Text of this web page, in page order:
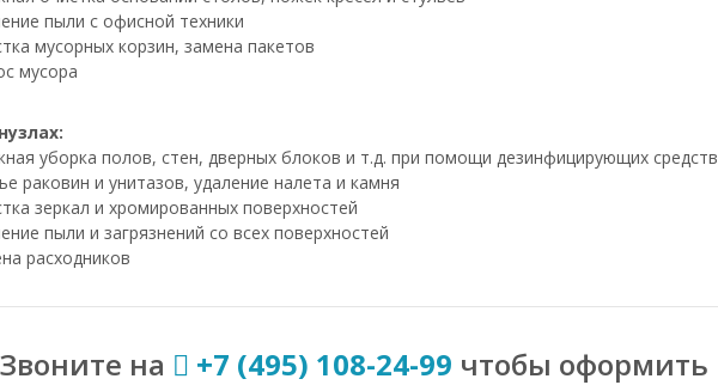
пыли с офисной техники
мусорных корзин, замена пакетов
мусора
уборка полов, стен, дверных блоков и т.д. при помощи дезинфицирующих средств
раковин и унитазов, удаление налета и камня
зеркал и хромированных поверхностей
пыли и загрязнений со всех поверхностей
расходников
Звоните на +7 (495) 108-24-99 чтобы оформить